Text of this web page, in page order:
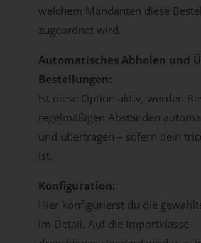
welchem Mandanten diese
zugeordnet wird.
Automatisches Abholen und
Bestellungen:
Ist diese Option aktiv, werden
regelmäßigen Abständen
und übertragen – sofern dein
ist.
Konfiguration:
Hier konfigurierst du die
im Detail. Auf die Importklasse